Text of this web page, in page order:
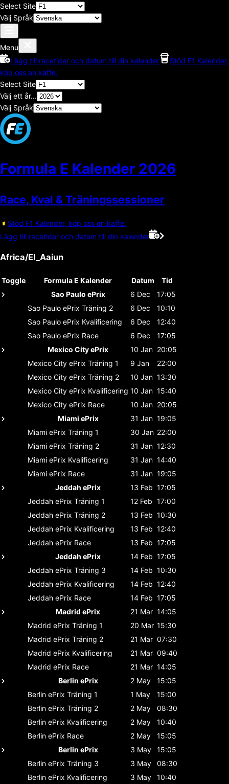
Select Site
Välj Språk
Menu
Lägg till racetider och datum till din kalender
Stöd F1 Kalender,
köp oss en kaffe.
Select Site
Välj ett år...
Välj Språk
Formula E Kalender 2026
Race, Kval & Träningssessioner
Stöd F1 Kalender, köp oss en kaffe.
Lägg till racetider och datum till din kalender
Africa/El_Aaiun
Toggle Formula E Kalender Datum
Tid
Sao Paulo ePrix
6 Dec
17:05
Sao Paulo ePrix Träning 2 6 Dec
10:10
Sao Paulo ePrix Kvalificering 6 Dec
12:40
Sao Paulo ePrix Race 6 Dec
17:05
Mexico City ePrix
10 Jan 20:05
Mexico City ePrix Träning 1 9 Jan
22:00
Mexico City ePrix Träning 2 10 Jan 13:30
Mexico City ePrix Kvalificering 10 Jan 15:40
Mexico City ePrix Race 10 Jan 20:05
Miami ePrix
31 Jan 19:05
Miami ePrix Träning 1 30 Jan 22:00
Miami ePrix Träning 2 31 Jan 12:30
Miami ePrix Kvalificering 31 Jan 14:40
Miami ePrix Race 31 Jan 19:05
Jeddah ePrix
13 Feb 17:05
Jeddah ePrix Träning 1 12 Feb 17:00
Jeddah ePrix Träning 2 13 Feb 10:30
Jeddah ePrix Kvalificering 13 Feb 12:40
Jeddah ePrix Race 13 Feb 17:05
Jeddah ePrix
14 Feb 17:05
Jeddah ePrix Träning 3 14 Feb 10:30
Jeddah ePrix Kvalificering 14 Feb 12:40
Jeddah ePrix Race 14 Feb 17:05
Madrid ePrix
21 Mar 14:05
Madrid ePrix Träning 1 20 Mar 15:30
Madrid ePrix Träning 2 21 Mar 07:30
Madrid ePrix Kvalificering 21 Mar 09:40
Madrid ePrix Race 21 Mar 14:05
Berlin ePrix
2 May
15:05
Berlin ePrix Träning 1 1 May
15:00
Berlin ePrix Träning 2 2 May
08:30
Berlin ePrix Kvalificering 2 May
10:40
Berlin ePrix Race 2 May
15:05
Berlin ePrix
3 May
15:05
Berlin ePrix Träning 3 3 May
08:30
Berlin ePrix Kvalificering 3 May
10:40